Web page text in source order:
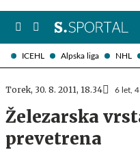
ICEHL Alpska liga NHL
Torek, 30. 8. 2011, 18.34 6 let, 4
Železarska
prevetrena